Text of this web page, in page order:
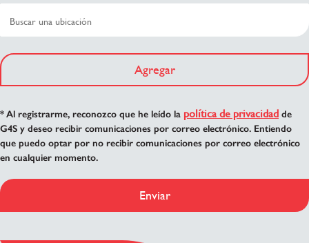
Agregar
* Al registrarme, reconozco que he leído la política de privacidad de
G4S y deseo recibir comunicaciones por correo electrónico. Entiendo
que puedo optar por no recibir comunicaciones por correo electrónico
en cualquier momento.
Enviar